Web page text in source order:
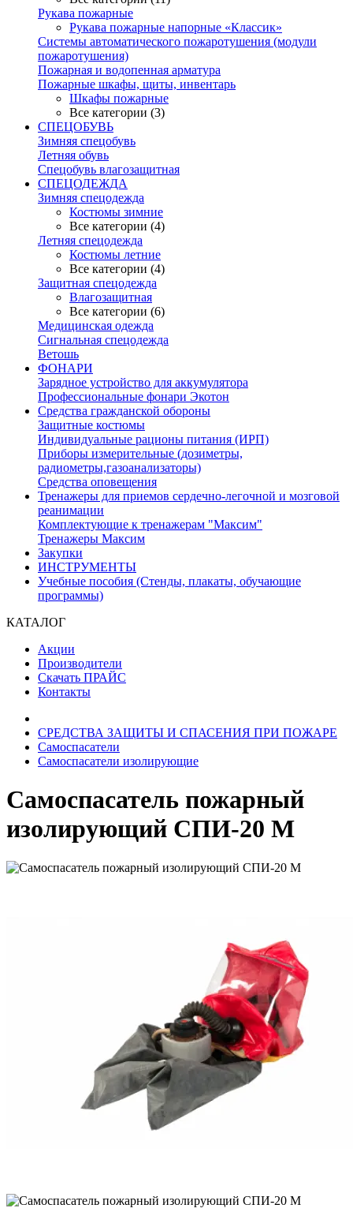
Рукава пожарные
Рукава пожарные напорные «Классик»
Системы автоматического пожаротушения (модули
пожаротушения)
Пожарная и водопенная арматура
Пожарные шкафы, щиты, инвентарь
Шкафы пожарные
Все категории (3)
СПЕЦОБУВЬ
Зимняя спецобувь
Летняя обувь
Спецобувь влагозащитная
СПЕЦОДЕЖДА
Зимняя спецодежда
Костюмы зимние
Все категории (4)
Летняя спецодежда
Костюмы летние
Все категории (4)
Защитная спецодежда
Влагозащитная
Все категории (6)
Медицинская одежда
Сигнальная спецодежда
Ветошь
ФОНАРИ
Зарядное устройство для аккумулятора
Профессиональные фонари Экотон
Средства гражданской обороны
Защитные костюмы
Индивидуальные рационы питания (ИРП)
Приборы измерительные (дозиметры,
радиометры,газоанализаторы)
Средства оповещения
Тренажеры для приемов сердечно-легочной и мозговой
реанимации
Комплектующие к тренажерам "Максим"
Тренажеры Максим
Закупки
ИНСТРУМЕНТЫ
Учебные пособия (Стенды, плакаты, обучающие
программы)
КАТАЛОГ
Акции
Производители
Скачать ПРАЙС
Контакты
СРЕДСТВА ЗАЩИТЫ И СПАСЕНИЯ ПРИ ПОЖАРЕ
Самоспасатели
Самоспасатели изолирующие
Самоспасатель пожарный
изолирующий СПИ-20 М